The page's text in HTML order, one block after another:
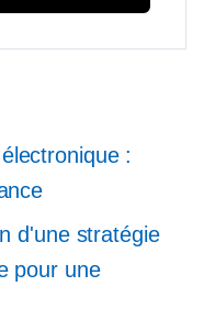
:
d'une stratégie
pour une